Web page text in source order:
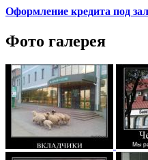
Оформление кредита под
Фото галерея